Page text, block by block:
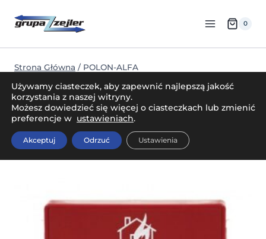
0
Strona Główna / POLON-ALFA
POLON-ALFA
według
najnowszych
Używamy ciasteczek, aby zapewnić najlepszą jakość
korzystania z naszej witryny.
Możesz dowiedzieć się więcej o ciasteczkach lub zmienić
preferencje w ustawieniach.
Akceptuj Odrzuć Ustawienia